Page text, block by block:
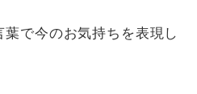
で今のお気持ちを表現し